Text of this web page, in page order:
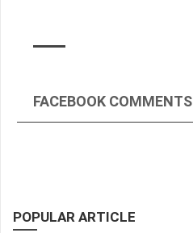
FACEBOOK COMMENTS
POPULAR ARTICLE